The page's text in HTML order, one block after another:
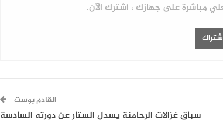
مباشرة على جهازك ، اشترك الآن.
القادم بوست
سباق غزالات الرحامنة يسدل الستار عن دورته السادسة